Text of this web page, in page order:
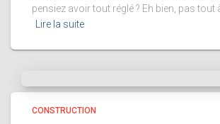
pensiez avoir tout réglé ? Eh bien, pas tout
Lire la suite
CONSTRUCTION